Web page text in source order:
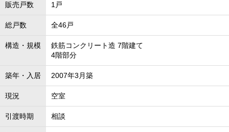
販売戸数 1戸
総戸数 全46戸
構造・規模
鉄筋コンクリート造 7階建て
4階部分
築年・入居 2007年3月築
現況 空室
引渡時期 相談